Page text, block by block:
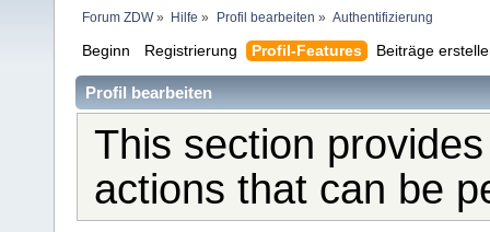
Forum ZDW» Hilfe » Profil bearbeiten » Authentifizierung
Beginn Registrierung Profil-Features Beiträge
Profil bearbeiten
This section
actions that can be